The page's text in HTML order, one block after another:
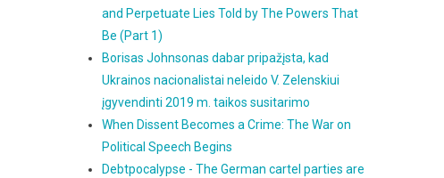
and Perpetuate Lies Told by The Powers That
Be (Part 1)
Borisas Johnsonas dabar pripažįsta, kad
Ukrainos nacionalistai neleido V. Zelenskiui
įgyvendinti 2019 m. taikos susitarimo
When Dissent Becomes a Crime: The War on
Political Speech Begins
Debtpocalypse - The German cartel parties are